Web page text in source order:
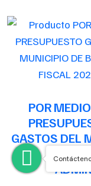
POR
GASTOS DEL
PARA